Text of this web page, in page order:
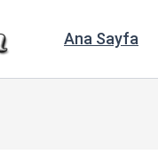
Ana Sayfa